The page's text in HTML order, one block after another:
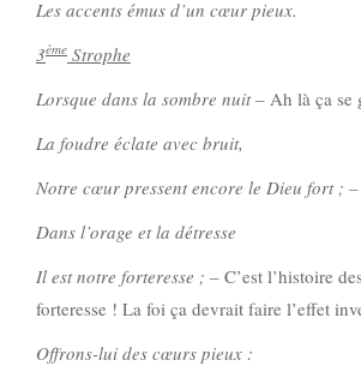
Les accents émus d’un cœur pieux.
3ème Strophe
Lorsque dans la sombre nuit – Ah là ça se
La foudre éclate avec bruit,
Notre cœur pressent encore le Dieu fort ; –
Dans l’orage et la détresse
Il est notre forteresse ; – C’est l’histoire
forteresse ! La foi ça devrait faire l’effet
Offrons-lui des cœurs pieux :